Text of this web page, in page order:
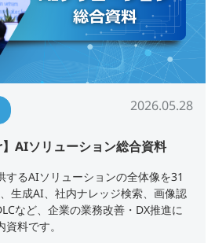
2026.05.28
AIソリューション総合資料
るAIソリューションの全体像を31
生成AI、社内ナレッジ検索、画像認
など、企業の業務改善・DX推進に
料です。